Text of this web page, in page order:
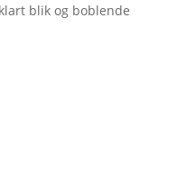
blik og boblende